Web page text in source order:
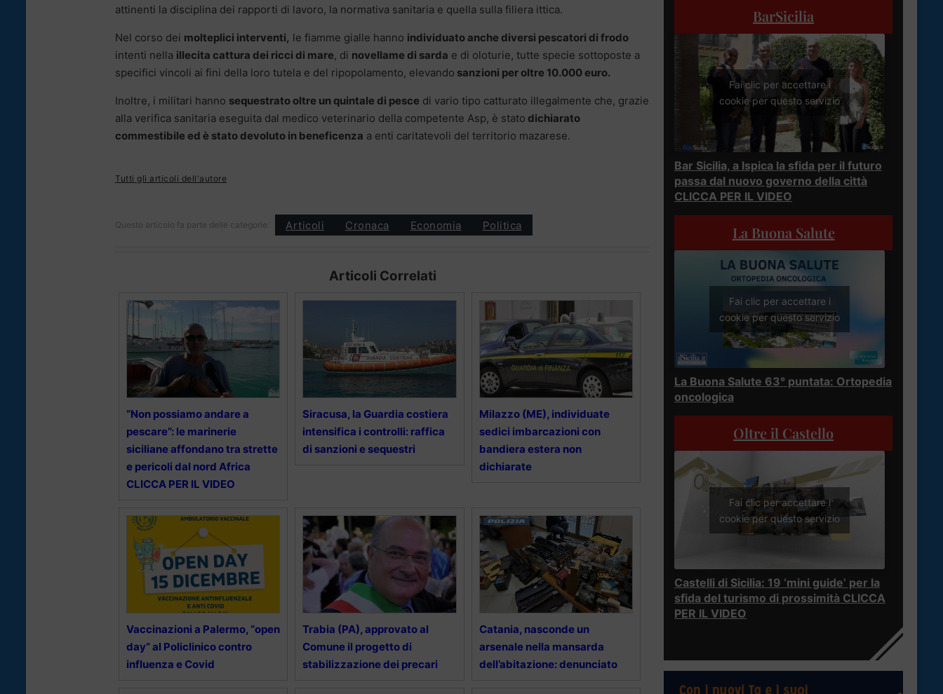
attinenti la disciplina dei rapporti di lavoro, la normativa sanitaria e quella sulla filiera ittica.
Nel corso dei molteplici interventi, le fiamme gialle hanno individuato anche diversi pescatori di frodo
intenti nella illecita cattura dei ricci di mare, di novellame di sarda e di oloturie, tutte specie sottoposte a
specifici vincoli ai fini della loro tutela e del ripopolamento, elevando sanzioni per oltre 10.000 euro.
Inoltre, i militari hanno sequestrato oltre un quintale di pesce di vario tipo catturato illegalmente che, grazie
alla verifica sanitaria eseguita dal medico veterinario della competente Asp, è stato dichiarato
commestibile ed è stato devoluto in beneficenza a enti caritatevoli del territorio mazarese.
Tutti gli articoli dell'autore
Questo articolo fa parte delle categorie: Articoli Cronaca Economia Politica
Articoli Correlati
“Non possiamo andare a
pescare”: le marinerie
siciliane affondano tra strette
e pericoli dal nord Africa
CLICCA PER IL VIDEO
Siracusa, la Guardia costiera
intensifica i controlli: raffica
di sanzioni e sequestri
Milazzo (ME), individuate
sedici imbarcazioni con
bandiera estera non
dichiarate
Vaccinazioni a Palermo, “open
day” al Policlinico contro
influenza e Covid
Trabia (PA), approvato al
Comune il progetto di
stabilizzazione dei precari
Catania, nasconde un
arsenale nella mansarda
dell’abitazione: denunciato
BarSicilia
Fai clic per accettare i
cookie per questo servizio
Bar Sicilia, a Ispica la sfida per il futuro
passa dal nuovo governo della città
CLICCA PER IL VIDEO
La Buona Salute
Fai clic per accettare i
cookie per questo servizio
La Buona Salute 63° puntata: Ortopedia
oncologica
Oltre il Castello
Fai clic per accettare i
cookie per questo servizio
Castelli di Sicilia: 19 ‘mini guide’ per la
sfida del turismo di prossimità CLICCA
PER IL VIDEO